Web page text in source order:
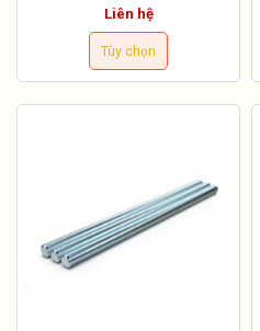
Liên hệ
Tùy chọn